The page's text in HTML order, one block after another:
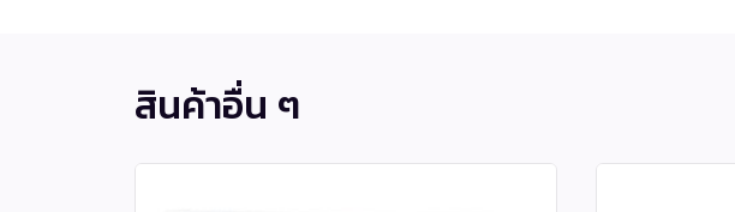
สินค้าอื่น ๆ